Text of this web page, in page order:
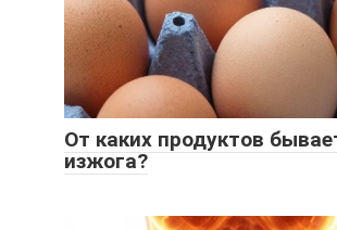
От каких продуктов
изжога?